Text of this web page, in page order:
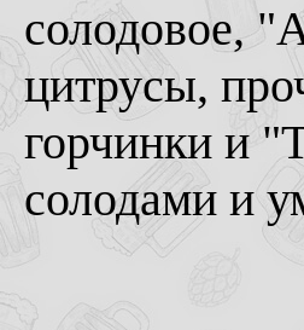
солодовое,
цитрусы,
горчинки и
солодами и